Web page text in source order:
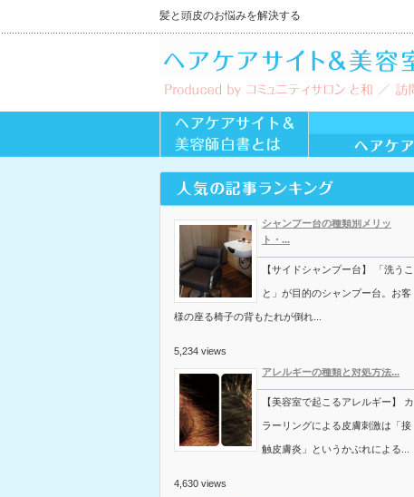
髪と頭皮のお悩みを解決する
シャンプー台の種類別メリッ
ト・...
【サイドシャンプー台】 「洗うこ
と」が目的のシャンプー台。お客
様の座る椅子の背もたれが倒れ...
5,234 views
アレルギーの種類と対処方法...
【美容室で起こるアレルギー】 カ
ラーリングによる皮膚刺激は「接
触皮膚炎」というかぶれによる...
4,630 views